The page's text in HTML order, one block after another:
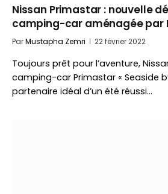
Nissan Primastar : nouvelle
camping-car aménagée par
ParMustapha Zemri 22 février 2022
Toujours prêt pour l’aventure,
camping-car Primastar « Seaside
partenaire idéal d’un été réussi…